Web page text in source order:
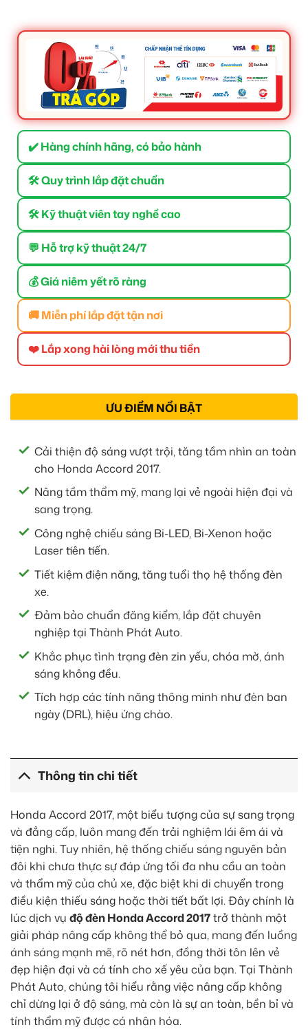
✔️ Hàng chính hãng, có bảo hành
🛠 Quy trình lắp đặt chuẩn
🛠 Kỹ thuật viên tay nghề cao
💬 Hỗ trợ kỹ thuật 24/7
💰 Giá niêm yết rõ ràng
🚚 Miễn phí lắp đặt tận nơi
❤️ Lắp xong hài lòng mới thu tiền
ƯU ĐIỂM NỔI BẬT
Cải thiện độ sáng vượt trội, tăng tầm nhìn an toàn
cho Honda Accord 2017.
Nâng tầm thẩm mỹ, mang lại vẻ ngoài hiện đại và
sang trọng.
Công nghệ chiếu sáng Bi-LED, Bi-Xenon hoặc
Laser tiên tiến.
Tiết kiệm điện năng, tăng tuổi thọ hệ thống đèn
xe.
Đảm bảo chuẩn đăng kiểm, lắp đặt chuyên
nghiệp tại Thành Phát Auto.
Khắc phục tình trạng đèn zin yếu, chóa mờ, ánh
sáng không đều.
Tích hợp các tính năng thông minh như đèn ban
ngày (DRL), hiệu ứng chào.
Thông tin chi tiết
Honda Accord 2017, một biểu tượng của sự sang trọng
và đẳng cấp, luôn mang đến trải nghiệm lái êm ái và
tiện nghi. Tuy nhiên, hệ thống chiếu sáng nguyên bản
đôi khi chưa thực sự đáp ứng tối đa nhu cầu an toàn
và thẩm mỹ của chủ xe, đặc biệt khi di chuyển trong
điều kiện thiếu sáng hoặc thời tiết bất lợi. Đây chính là
lúc dịch vụ độ đèn Honda Accord 2017trở thành một
giải pháp nâng cấp không thể bỏ qua, mang đến luồng
ánh sáng mạnh mẽ, rõ nét hơn, đồng thời tôn lên vẻ
đẹp hiện đại và cá tính cho xế yêu của bạn. Tại Thành
Phát Auto, chúng tôi hiểu rằng việc nâng cấp không
chỉ dừng lại ở độ sáng, mà còn là sự an toàn, bền bỉ và
tính thẩm mỹ được cá nhân hóa.